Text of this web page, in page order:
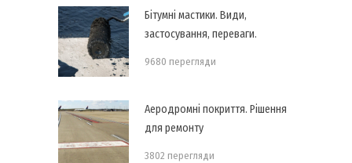
Бітумні мастики. Види,
застосування, переваги.
9680 перегляди
Аеродромні покриття. Рішення
для ремонту
3802 перегляди